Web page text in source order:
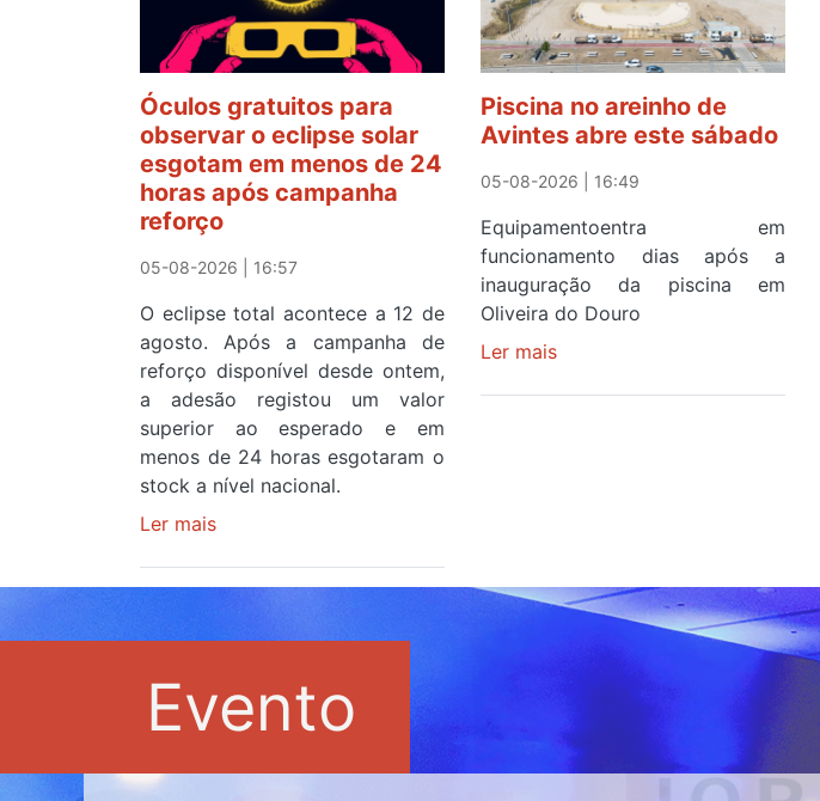
Óculos gratuitos para
observar o eclipse solar
esgotam em menos de 24
horas após campanha
reforço
05-08-2026 | 16:57
O eclipse total acontece a 12 de
agosto. Após a campanha de
reforço disponível desde ontem,
a adesão registou um valor
superior ao esperado e em
menos de 24 horas esgotaram o
stock a nível nacional.
Ler mais
gratuitos
observar
eclipse
solar
Piscina no areinho de
Avintes abre este sábado
05-08-2026 | 16:49
Equipamentoentra em
funcionamento dias após a
inauguração da piscina em
Oliveira do Douro
Ler maissobre
sábado
Evento